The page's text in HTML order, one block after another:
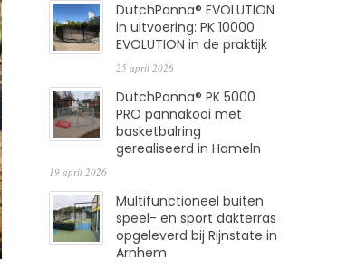
DutchPanna® EVOLUTION
in uitvoering: PK 10000
EVOLUTION in de praktijk
25 april 2026
DutchPanna® PK 5000
PRO pannakooi met
basketbalring
gerealiseerd in Hameln
19 april 2026
Multifunctioneel buiten
speel- en sport dakterras
opgeleverd bij Rijnstate in
Arnhem